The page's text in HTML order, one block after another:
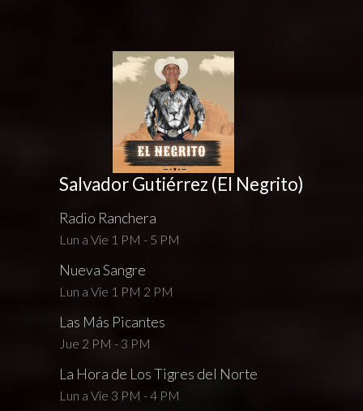
Salvador Gutiérrez (El Negrito)
Radio Ranchera
Lun a Vie 1 PM - 5 PM
Nueva Sangre
Lun a Vie 1 PM 2 PM
Las Más Picantes
Jue 2 PM - 3 PM
La Hora de Los Tigres del Norte
Lun a Vie 3 PM - 4 PM